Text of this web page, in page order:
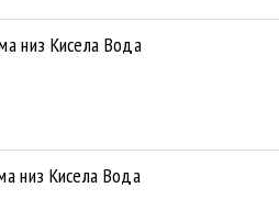
низ Кисела Вода
низ Кисела Вода